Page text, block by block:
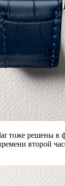
тоже решены в
второй